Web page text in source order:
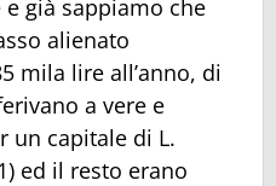
già sappiamo che
alienato
mila lire all’anno, di
a vere e
un capitale di L.
ed il resto erano